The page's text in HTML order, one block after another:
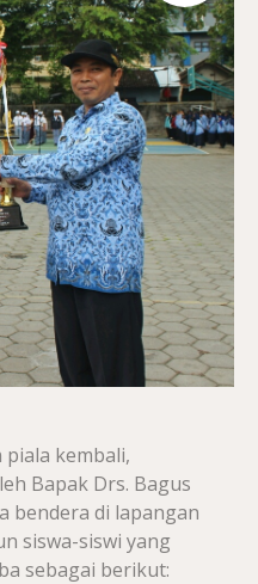
piala kembali,
Bapak Drs. Bagus
bendera di lapangan
siswa-siswi yang
sebagai berikut: